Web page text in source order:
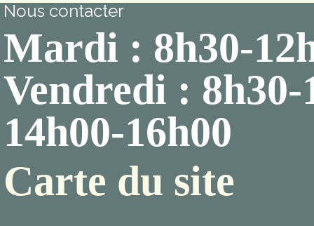
Nous contacter
Mardi : 8h30-
Vendredi : 8h30-
14h00-16h00
Carte du site